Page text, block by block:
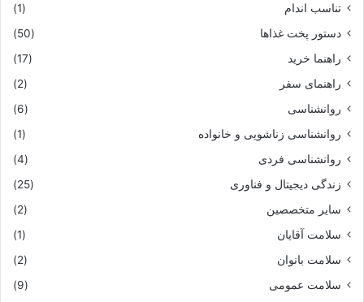
تناسب اندام
(1)
دستور پخت غذاها
(50)
راهنما خرید
(17)
راهنمای سفر
(2)
روانشناسی
(6)
روانشناسی زناشویی و خانواده
(1)
روانشناسی فردی
(4)
زندگی دیجیتال و فناوری
(25)
سایر متخصصین
(2)
سلامت آقایان
(1)
سلامت بانوان
(2)
سلامت عمومی
(9)